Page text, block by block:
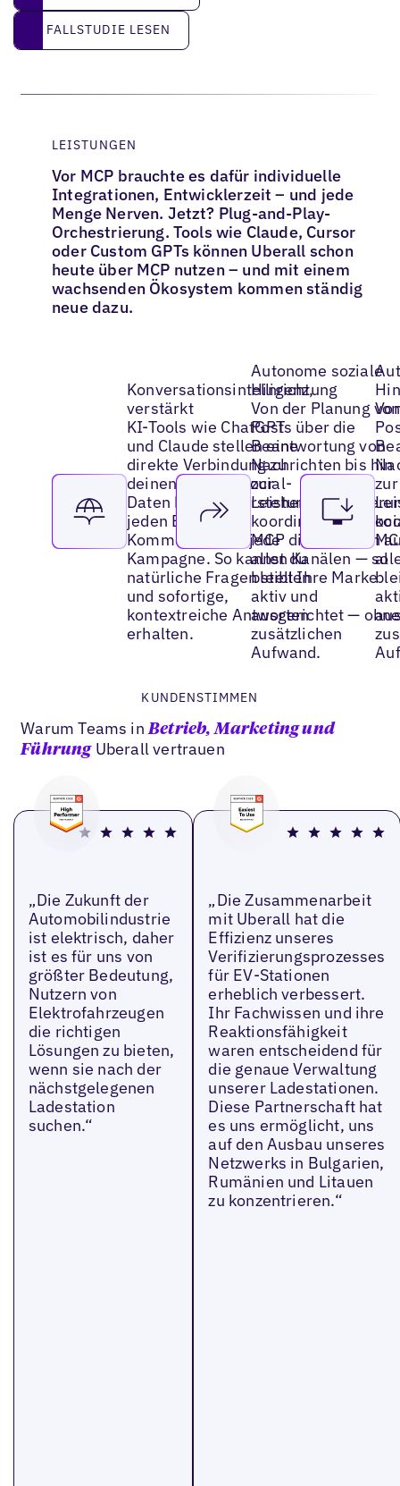
Fallstudie lesen
FALLSTUDIE LESEN
LEISTUNGEN
Vor MCP brauchte es dafür individuelle
Integrationen, Entwicklerzeit – und jede
Menge Nerven. Jetzt? Plug-and-Play-
Orchestrierung. Tools wie Claude, Cursor
oder Custom GPTs können Uberall schon
heute über MCP nutzen – und mit einem
wachsenden Ökosystem kommen ständig
neue dazu.
Konversationsintelligenz,
verstärkt
KI-Tools wie ChatGPT
und Claude stellen eine
direkte Verbindung zu
deinen Uberall-Social-
Daten her und verstehen
jeden Beitrag,
Kommentar und jede
Kampagne. So kannst du
natürliche Fragen stellen
und sofortige,
kontextreiche Antworten
erhalten.
Autonome soziale
Hinrichtung
Von der Planung von
Posts über die
Beantwortung von
Nachrichten bis hin
zur
koordiniert das
MCP die Aktionen
allen Kanälen — so
bleibt Ihre Marke
aktiv und
ausgerichtet — ohne
zusätzlichen
Aufwand.
zur
KUNDENSTIMMEN
Warum Teams inBetrieb, Marketing und
FührungUberall vertrauen
„Die Zukunft der
Automobilindustrie
ist elektrisch, daher
ist es für uns von
größter Bedeutung,
Nutzern von
Elektrofahrzeugen
die richtigen
Lösungen zu bieten,
wenn sie nach der
nächstgelegenen
Ladestation
suchen.“
„Die Zusammenarbeit
mit Uberall hat die
Effizienz unseres
Verifizierungsprozesses
für EV-Stationen
erheblich verbessert.
Ihr Fachwissen und ihre
Reaktionsfähigkeit
waren entscheidend für
die genaue Verwaltung
unserer Ladestationen.
Diese Partnerschaft hat
es uns ermöglicht, uns
auf den Ausbau unseres
Netzwerks in Bulgarien,
Rumänien und Litauen
zu konzentrieren.“